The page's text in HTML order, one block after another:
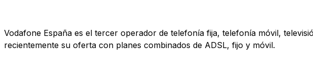
Vodafone España es el tercer operador de telefonía fija, telefonía móvil,
recientemente su oferta con planes combinados de ADSL, fijo y móvil.